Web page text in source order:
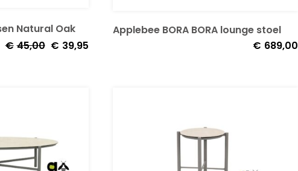
Natural Oak
€ 45,00 Oorspronkelijke
€ 39,95Huidige
Applebee BORA BORA lounge stoel
€ 689,00